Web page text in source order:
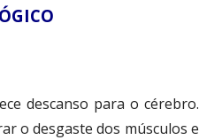
descanso para o cérebro.
o desgaste dos músculos e